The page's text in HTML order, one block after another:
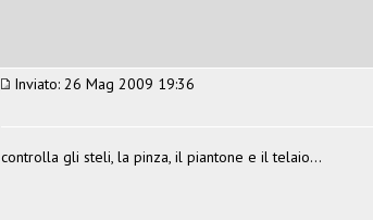
Inviato: 26 Mag 2009 19:36
controlla gli steli, la pinza, il piantone e il telaio...